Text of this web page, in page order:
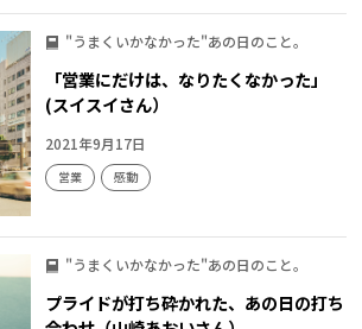
"うまくいかなかった"あの日のこと。
「営業にだけは、なりたくなかった」
(スイスイさん）
2021年9月17日
営業 感動
"うまくいかなかった"あの日のこと。
プライドが打ち砕かれた、あの日の打ち